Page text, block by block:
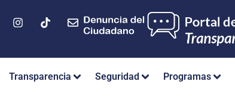
Transparencia Seguridad Programas